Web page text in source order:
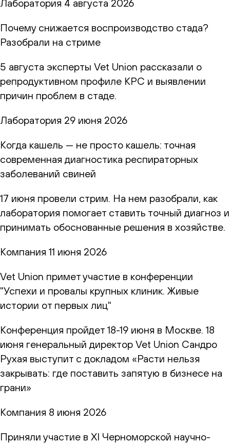
Лаборатория 4 августа 2026
Почему снижается воспроизводство стада?
Разобрали на стриме
5 августа эксперты Vet Union рассказали о
репродуктивном профиле КРС и выявлении
причин проблем в стаде.
Лаборатория 29 июня 2026
Когда кашель — не просто кашель: точная
современная диагностика респираторных
заболеваний свиней
17 июня провели стрим. На нем разобрали, как
лаборатория помогает ставить точный диагноз и
принимать обоснованные решения в хозяйстве.
Компания 11 июня 2026
Vet Union примет участие в конференции
"Успехи и провалы крупных клиник. Живые
истории от первых лиц"
Конференция пройдет 18-19 июня в Москве. 18
июня генеральный директор Vet Union Сандро
Рухая выступит с докладом «Расти нельзя
закрывать: где поставить запятую в бизнесе на
грани»
Компания 8 июня 2026
Приняли участие в XI Черноморской научно-